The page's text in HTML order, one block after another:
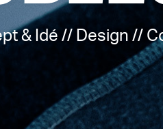
& Idé // Design //